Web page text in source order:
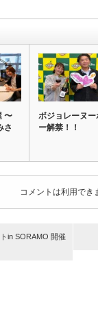
〜
さ
ボジョレーヌー
ー解禁！！
コメントは利用でき
in SORAMO 開催